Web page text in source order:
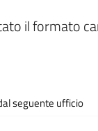
il formato
seguente ufficio